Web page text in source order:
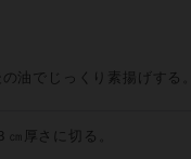
油でじっくり素揚げする。
厚さに切る。